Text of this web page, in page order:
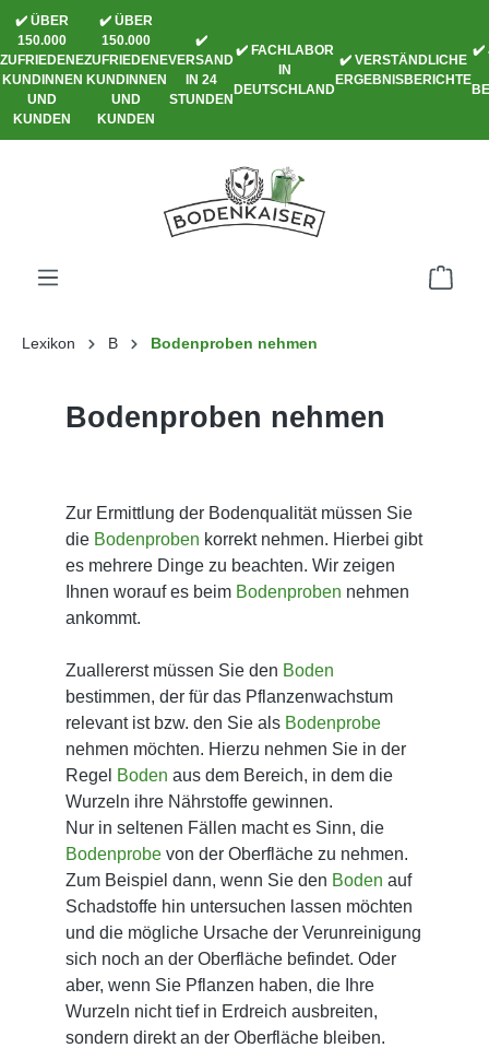
springen
✔️ ÜBER
150.000
ZUFRIEDENE
KUNDINNEN
UND
KUNDEN
✔️ ÜBER
150.000
ZUFRIEDENE
KUNDINNEN
UND
KUNDEN
✔️
VERSAND
IN 24
STUNDEN
✔️ FACHLABOR
IN
DEUTSCHLAND
✔️ VERSTÄNDLICHE
ERGEBNISBERICHTE
✔️
Lexikon B Bodenproben nehmen
Bodenproben nehmen
Zur Ermittlung der Bodenqualität müssen Sie
die Bodenproben korrekt nehmen. Hierbei gibt
es mehrere Dinge zu beachten. Wir zeigen
Ihnen worauf es beim Bodenproben nehmen
ankommt.
Zuallererst müssen Sie den Boden
bestimmen, der für das Pflanzenwachstum
relevant ist bzw. den Sie als Bodenprobe
nehmen möchten. Hierzu nehmen Sie in der
Regel Boden aus dem Bereich, in dem die
Wurzeln ihre Nährstoffe gewinnen.
Nur in seltenen Fällen macht es Sinn, die
Bodenprobe von der Oberfläche zu nehmen.
Zum Beispiel dann, wenn Sie den Boden auf
Schadstoffe hin untersuchen lassen möchten
und die mögliche Ursache der Verunreinigung
sich noch an der Oberfläche befindet. Oder
aber, wenn Sie Pflanzen haben, die Ihre
Wurzeln nicht tief in Erdreich ausbreiten,
sondern direkt an der Oberfläche bleiben.